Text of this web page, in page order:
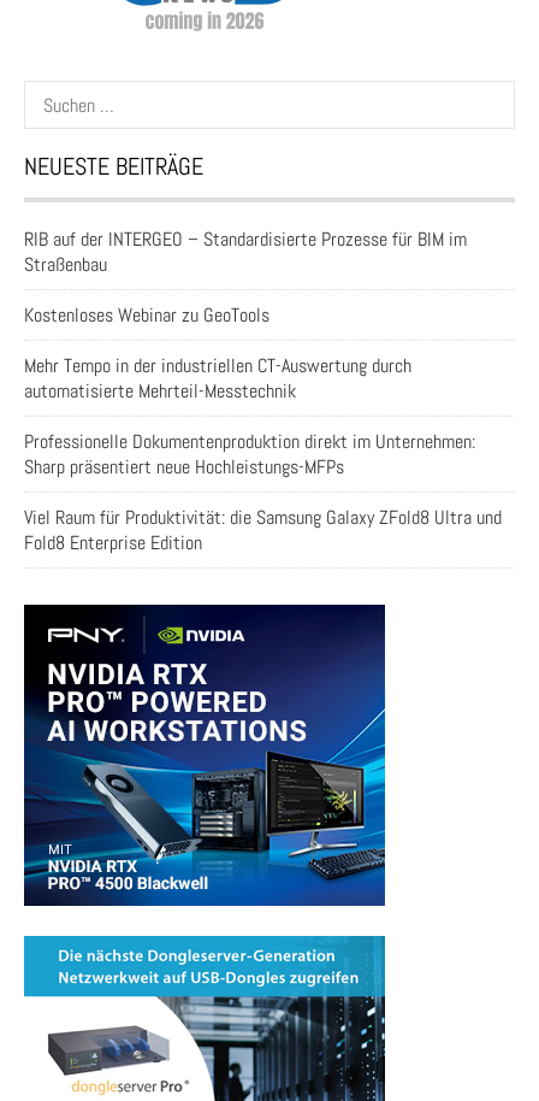
Suchen
nach:
NEUESTE BEITRÄGE
RIB auf der INTERGEO – Standardisierte Prozesse für BIM im
Straßenbau
Kostenloses Webinar zu GeoTools
Mehr Tempo in der industriellen CT-Auswertung durch
automatisierte Mehrteil-Messtechnik
Professionelle Dokumentenproduktion direkt im Unternehmen:
Sharp präsentiert neue Hochleistungs-MFPs
Viel Raum für Produktivität: die Samsung Galaxy ZFold8 Ultra und
Fold8 Enterprise Edition